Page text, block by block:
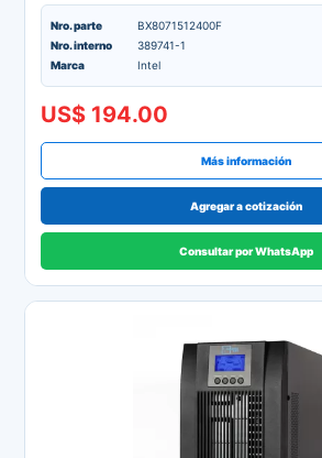
Nro. parte
BX8071512400F
Nro. interno
389741-1
Marca
Intel
US$ 194.00
Más información
Agregar a cotización
Consultar por WhatsApp